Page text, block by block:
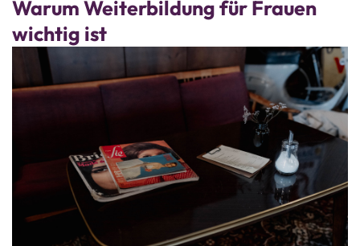
Warum Weiterbildung für Frauen
wichtig ist